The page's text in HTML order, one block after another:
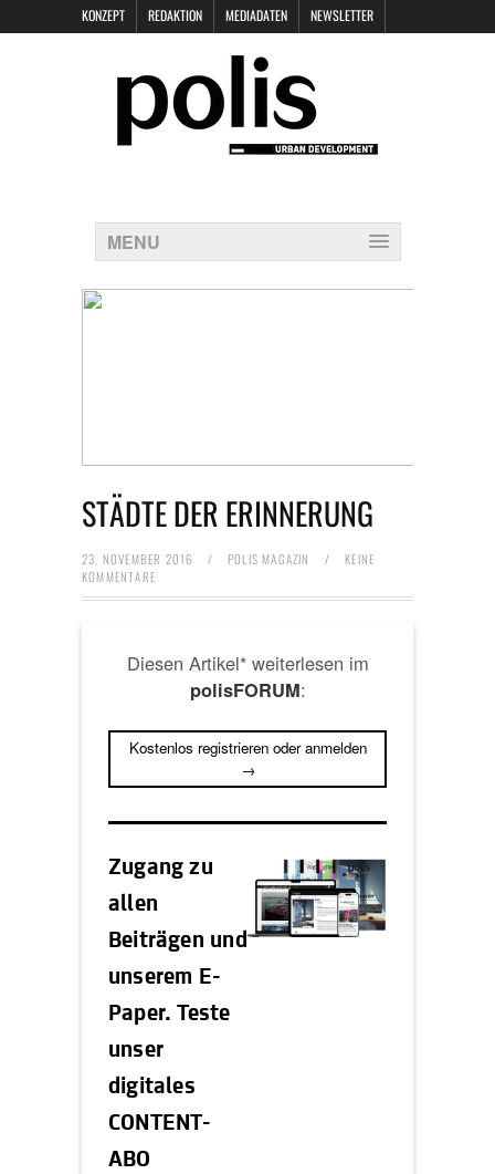
KONZEPT REDAKTION MEDIADATEN NEWSLETTER
DATENSCHUTZ
MENU
STÄDTE DER ERINNERUNG
23. NOVEMBER 2016 / POLIS MAGAZIN /
KEINE
KOMMENTARE
Diesen Artikel* weiterlesen im
polisFORUM:
Kostenlos registrieren oder anmelden
→
Zugang zu
allen
Beiträgen und
unserem E-
Paper. Teste
unser
digitales
CONTENT-
ABO